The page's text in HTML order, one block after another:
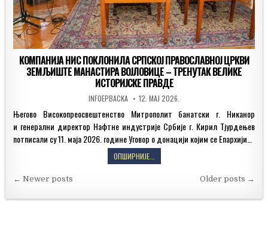
КОМПАНИЈА НИС ПОКЛОНИЛА СРПСКОЈ ПРАВОСЛАВНОЈ ЦРКВИ
ЗЕМЉИШТЕ МАНАСТИРА ВОЈЛОВИЦЕ – ТРЕНУТАК ВЕЛИКЕ
ИСТОРИЈСКЕ ПРАВДЕ
AUTHOR:
INFOEPBACKA PUBLISHED
DATE:
12. МАЈ 2026.
Његово Високопреосвештенство Митрополит банатски г. Никанор
и генерални директор Нафтне индустрије Србије г. Кирил Тјурдењев
потписали су 11. маја 2026. године Уговор о донацији којим се Епархији…
ОПШИРНИЈЕ...
НИС
Кретање
чланака
Older posts →
← Newer posts